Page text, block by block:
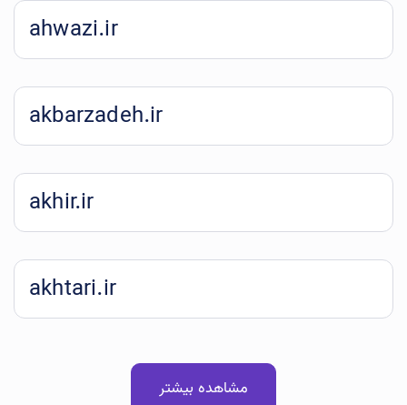
ahwazi.ir
akbarzadeh.ir
akhir.ir
akhtari.ir
مشاهده بیشتر